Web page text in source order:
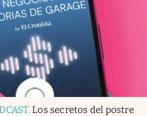
. Los secretos del postre